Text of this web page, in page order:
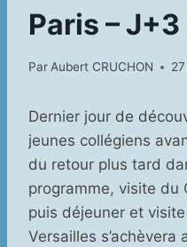
Paris – J+3
ParAubert CRUCHON
Dernier jour de
jeunes collégiens
du retour plus tard
programme, visite du
puis déjeuner et
Versailles s’achèvera